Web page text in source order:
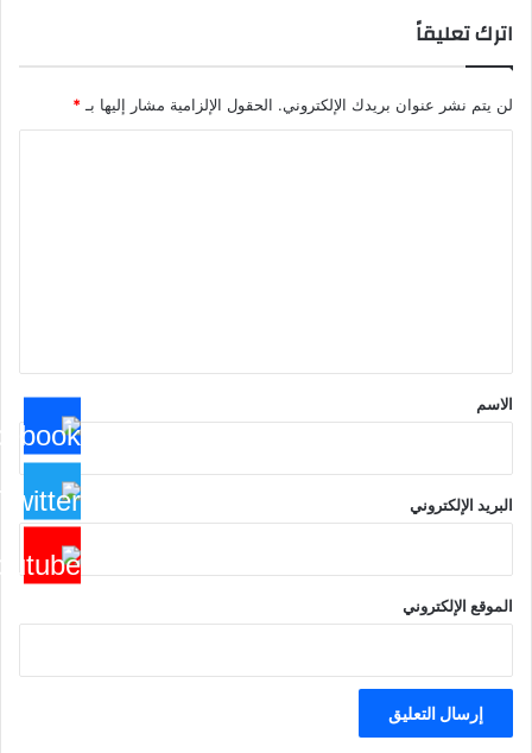
اترك تعليقاً
لن يتم نشر عنوان بريدك الإلكتروني. الحقول الإلزامية مشار إليها بـ *
*
الاسم
البريد الإلكتروني
الموقع الإلكتروني